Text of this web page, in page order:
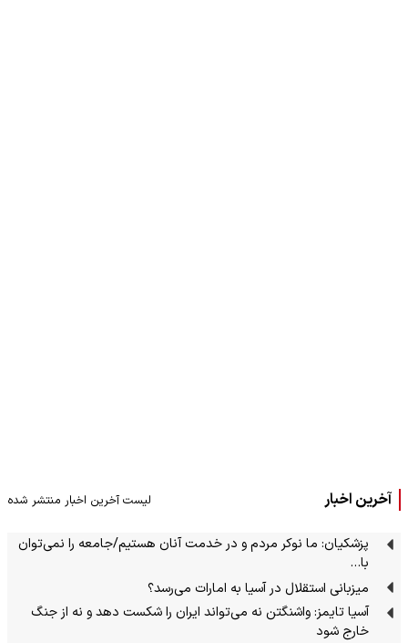
آخرین اخبار لیست آخرین اخبار منتشر شده
پزشکیان: ما نوکر مردم و در خدمت آنان هستیم/جامعه را نمی‌توان
با…
میزبانی استقلال در آسیا به امارات می‌رسد؟
آسیا تایمز: واشنگتن نه می‌تواند ایران را شکست دهد و نه از جنگ
خارج شود